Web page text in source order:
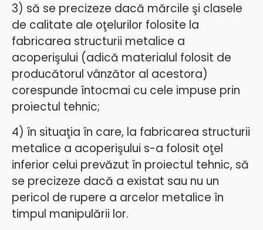
3) să se precizeze dacă mărcile şi clasele
de calitate ale oţelurilor folosite la
fabricarea structurii metalice a
acoperişului (adică materialul folosit de
producătorul vânzător al acestora)
corespunde întocmai cu cele impuse prin
proiectul tehnic;
4) în situaţia în care, la fabricarea structurii
metalice a acoperişului s-a folosit oţel
inferior celui prevăzut în proiectul tehnic, să
se precizeze dacă a existat sau nu un
pericol de rupere a arcelor metalice în
timpul manipulării lor.